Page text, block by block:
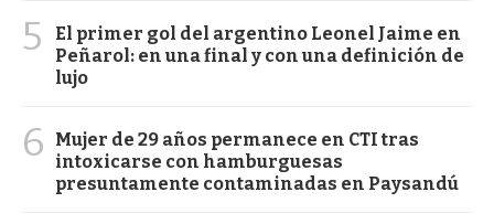
5
El primer gol del argentino Leonel Jaime en
Peñarol: en una final y con una definición de
lujo
6
Mujer de 29 años permanece en CTI tras
intoxicarse con hamburguesas
presuntamente contaminadas en Paysandú